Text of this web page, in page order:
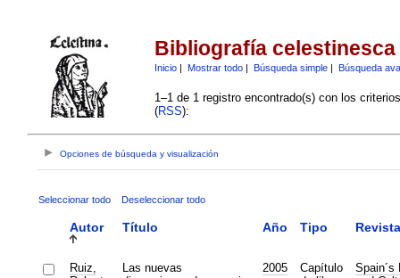
Bibliografía celestinesca
Inicio| Mostrar todo| Búsqueda simple| Búsqueda
1–1 de 1 registro encontrado(s) con los
(RSS):
Opciones de búsqueda y visualización
Seleccionar todo Deseleccionar todo
Autor Título Año Tipo Revista
Ruiz,
Las nuevas
2005
Capítulo
Spain´s